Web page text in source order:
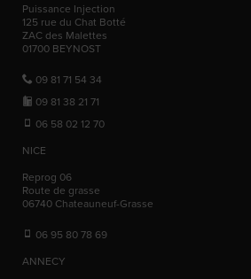
Puissance Injection
125 rue du Chat Botté
ZAC des Malettes
01700 BEYNOST
09 81 71 54 34
09 81 38 21 71
06 58 02 12 70
NICE
Reprog 06
Route de grasse
06740 Chateauneuf-Grasse
06 95 80 78 69
ANNECY